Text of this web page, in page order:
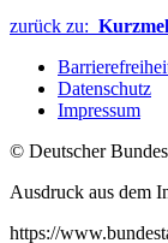
zurück zu:
Datenschutz
Impressum
© Deutscher
Ausdruck aus dem
https://